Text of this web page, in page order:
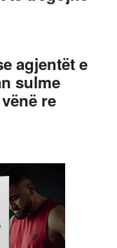
agjentët e
sulme
re